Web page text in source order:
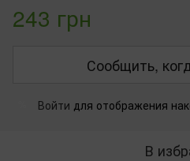
243 грн
Сообщить,
Войти для отображения
В